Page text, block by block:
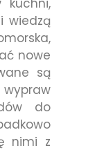
wiedzą
nowe
są
do
nimi z